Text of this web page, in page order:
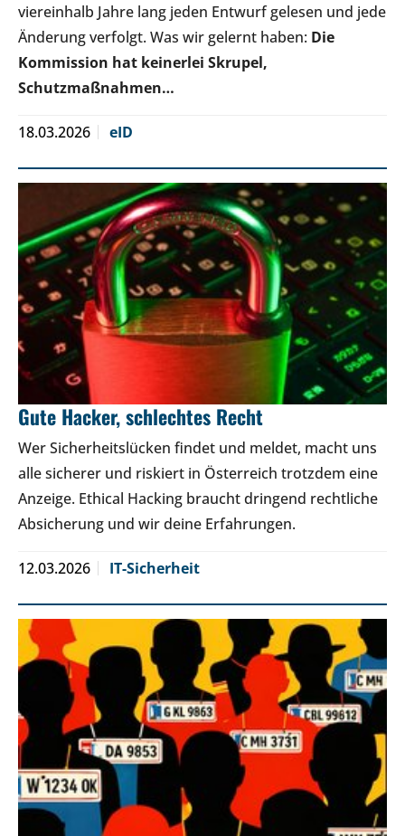
viereinhalb Jahre lang jeden Entwurf gelesen und jede
Änderung verfolgt. Was wir gelernt haben: Die
Kommission hat keinerlei Skrupel,
Schutzmaßnahmen…
18.03.2026 eID
Gute Hacker, schlechtes Recht
Wer Sicherheitslücken findet und meldet, macht uns
alle sicherer und riskiert in Österreich trotzdem eine
Anzeige. Ethical Hacking braucht dringend rechtliche
Absicherung und wir deine Erfahrungen.
12.03.2026 IT-Sicherheit